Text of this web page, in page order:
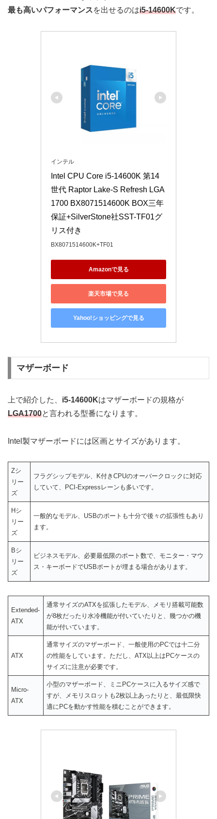
最も高いパフォーマンスを出せるのはi5-14600Kです。
インテル
Intel CPU Core i5-14600K 第14
世代 Raptor Lake-S Refresh LGA
1700 BX8071514600K BOX三年
保証+SilverStone社SST-TF01グ
リス付き
BX8071514600K+TF01
Amazonで見る
楽天市場で見る
Yahoo!ショッピングで見る
マザーボード
上で紹介した、 i5-14600Kはマザーボードの規格が
LGA1700と言われる型番になります。
Intel製マザーボードには区画とサイズがあります。
Zシ
リー
ズ
フラグシップモデル、K付きCPUのオーバークロックに対応
していて、PCI-Expressレーンも多いです。
Hシ
リー
ズ
一般的なモデル、USBのポートも十分で後々の拡張性もあり
ます。
Bシ
リー
ズ
ビジネスモデル、必要最低限のポート数で、モニター・マウ
ス・キーボードでUSBポートが埋まる場合があります。
Extended-
ATX
通常サイズのATXを拡張したモデル、メモリ搭載可能数
が8枚だったり水冷機能が付いていたりと、幾つかの機
能が付いています。
ATX
通常サイズのマザーボード、一般使用のPCでは十二分
の性能をしています。ただし、ATX以上はPCケースの
サイズに注意が必要です。
Micro-
ATX
小型のマザーボード、ミニPCケースに入るサイズ感で
すが、メモリスロットも2枚以上あったりと、最低限快
適にPCを動かす性能を積むことができます。